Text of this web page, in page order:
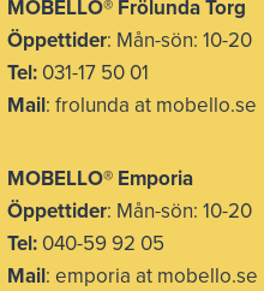
MOBELLO® Frölunda Torg
Öppettider: Mån-sön: 10-20
Tel: 031-17 50 01
Mail: frolunda at mobello.se
MOBELLO® Emporia
Öppettider: Mån-sön: 10-20
Tel: 040-59 92 05
Mail: emporia at mobello.se